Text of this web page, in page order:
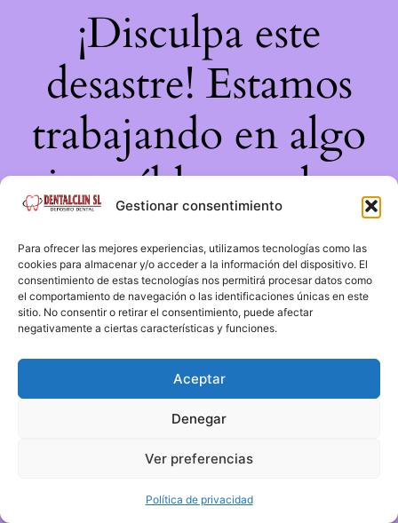
Gestionar consentimiento
Para ofrecer las mejores experiencias, utilizamos tecnologías como las
cookies para almacenar y/o acceder a la información del dispositivo. El
consentimiento de estas tecnologías nos permitirá procesar datos como
el comportamiento de navegación o las identificaciones únicas en este
sitio. No consentir o retirar el consentimiento, puede afectar
negativamente a ciertas características y funciones.
Aceptar
Denegar
Ver preferencias
Política de privacidad
¡Disculpa este
desastre! Estamos
trabajando en algo
increíble, ¡vuelve
pronto!